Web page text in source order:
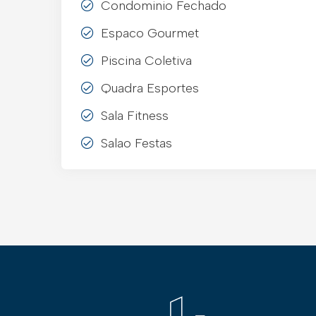
Condominio Fechado
Espaco Gourmet
Piscina Coletiva
Quadra Esportes
Sala Fitness
Salao Festas